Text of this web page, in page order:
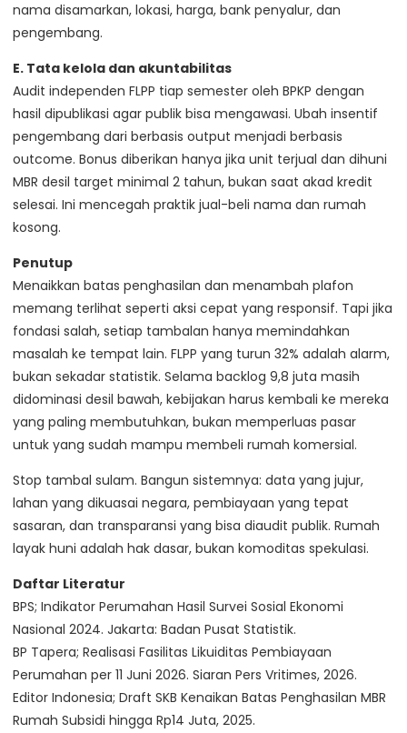
nama disamarkan, lokasi, harga, bank penyalur, dan
pengembang.
E. Tata kelola dan akuntabilitas
Audit independen FLPP tiap semester oleh BPKP dengan
hasil dipublikasi agar publik bisa mengawasi. Ubah insentif
pengembang dari berbasis output menjadi berbasis
outcome. Bonus diberikan hanya jika unit terjual dan dihuni
MBR desil target minimal 2 tahun, bukan saat akad kredit
selesai. Ini mencegah praktik jual-beli nama dan rumah
kosong.
Penutup
Menaikkan batas penghasilan dan menambah plafon
memang terlihat seperti aksi cepat yang responsif. Tapi jika
fondasi salah, setiap tambalan hanya memindahkan
masalah ke tempat lain. FLPP yang turun 32% adalah alarm,
bukan sekadar statistik. Selama backlog 9,8 juta masih
didominasi desil bawah, kebijakan harus kembali ke mereka
yang paling membutuhkan, bukan memperluas pasar
untuk yang sudah mampu membeli rumah komersial.
Stop tambal sulam. Bangun sistemnya: data yang jujur,
lahan yang dikuasai negara, pembiayaan yang tepat
sasaran, dan transparansi yang bisa diaudit publik. Rumah
layak huni adalah hak dasar, bukan komoditas spekulasi.
Daftar Literatur
BPS; Indikator Perumahan Hasil Survei Sosial Ekonomi
Nasional 2024. Jakarta: Badan Pusat Statistik.
BP Tapera; Realisasi Fasilitas Likuiditas Pembiayaan
Perumahan per 11 Juni 2026. Siaran Pers Vritimes, 2026.
Editor Indonesia; Draft SKB Kenaikan Batas Penghasilan MBR
Rumah Subsidi hingga Rp14 Juta, 2025.